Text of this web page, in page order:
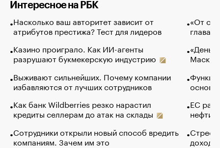
Интересное на РБК
Насколько ваш авторитет зависит от
атрибутов престижа? Тест для лидеров
Казино проиграло. Как ИИ-агенты
разрушают букмекерскую индустрию
Выживают сильнейших. Почему компании
избавляются от лучших сотрудников
Как банк Wildberries резко нарастил
кредиты селлерам до атак на склады
Сотрудники открыли новый способ вредить
компаниям. Зачем им это
«От
глава
Маск в
основ
ЕС
нефти